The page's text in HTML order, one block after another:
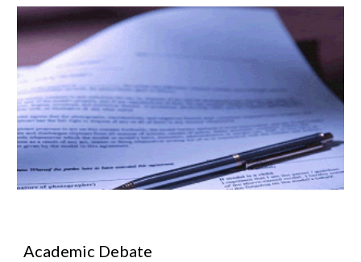
Academic Debate